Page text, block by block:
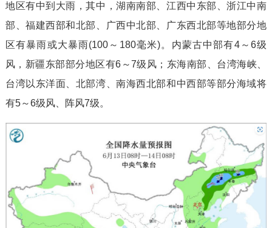
地区有中到大雨，其中，湖南南部、江西中东部、浙江中南
部、福建西部和北部、广西中北部、广东西北部等地部分地
区有暴雨或大暴雨(100～180毫米)。内蒙古中部有4～6级
风，新疆东部部分地区有6～7级风；东海南部、台湾海峡、
台湾以东洋面、北部湾、南海西北部和中西部等部分海域将
有5～6级风、阵风7级。